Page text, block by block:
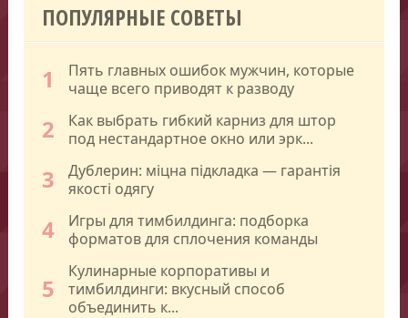
ПОПУЛЯРНЫЕ СОВЕТЫ
1
Пять главных ошибок мужчин, которые
чаще всего приводят к разводу
2
Как выбрать гибкий карниз для штор
под нестандартное окно или эрк...
3
Дублерин: міцна підкладка — гарантія
якості одягу
4
Игры для тимбилдинга: подборка
форматов для сплочения команды
5
Кулинарные корпоративы и
тимбилдинги: вкусный способ
объединить к...